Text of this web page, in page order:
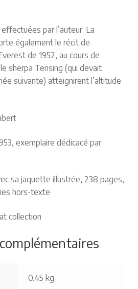
par l’auteur. La
également le récit de
de 1952, au cours de
sherpa Tensing (qui devait
suivante) atteignirent l’altitude
exemplaire dédicacé par
sa jaquette illustrée, 238 pages,
hors-texte
collection
0.45 kg